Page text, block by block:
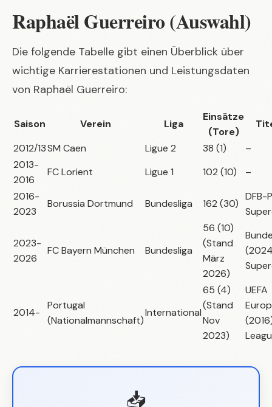
Raphaël Guerreiro (Auswahl)
Die folgende Tabelle gibt einen Überblick über
wichtige Karrierestationen und Leistungsdaten
von Raphaël Guerreiro:
Saison Verein Liga
Einsätze
(Tore)
2012/13SM Caen Ligue 2 38 (1)
–
2013-
2016
FC Lorient Ligue 1 102 (10)
–
2016-
2023
Borussia Dortmund Bundesliga 162 (30)
DFB-
2023-
2026
FC Bayern München Bundesliga
56 (10)
(Stand
März
2026)
2014-
Portugal
(Nationalmannschaft)
International
65 (4)
(Stand
Nov
2023)
UEFA
📥